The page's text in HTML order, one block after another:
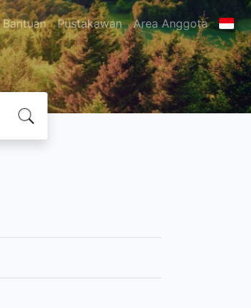
Bantuan Pustakawan Area Anggota